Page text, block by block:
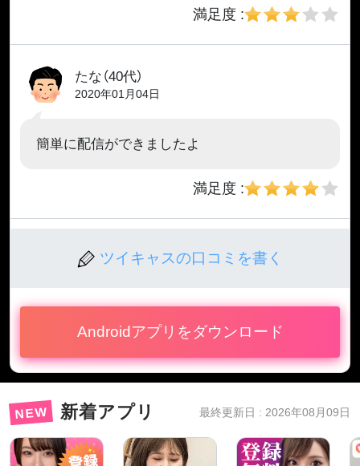
満足度 :
たな（40代）
2020年01月04日
簡単に配信ができましたよ
満足度 :
ツイキャスの口コミを書く
Androidアプリをダウンロード
NEW 新着アプリ 最終更新日 : 2026年08月09日